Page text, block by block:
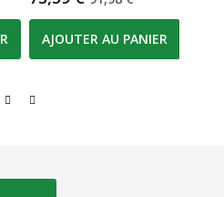
AJOUTER AU PANIER